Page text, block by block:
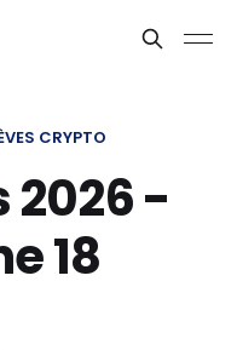
CRYPTO
2026 -
18